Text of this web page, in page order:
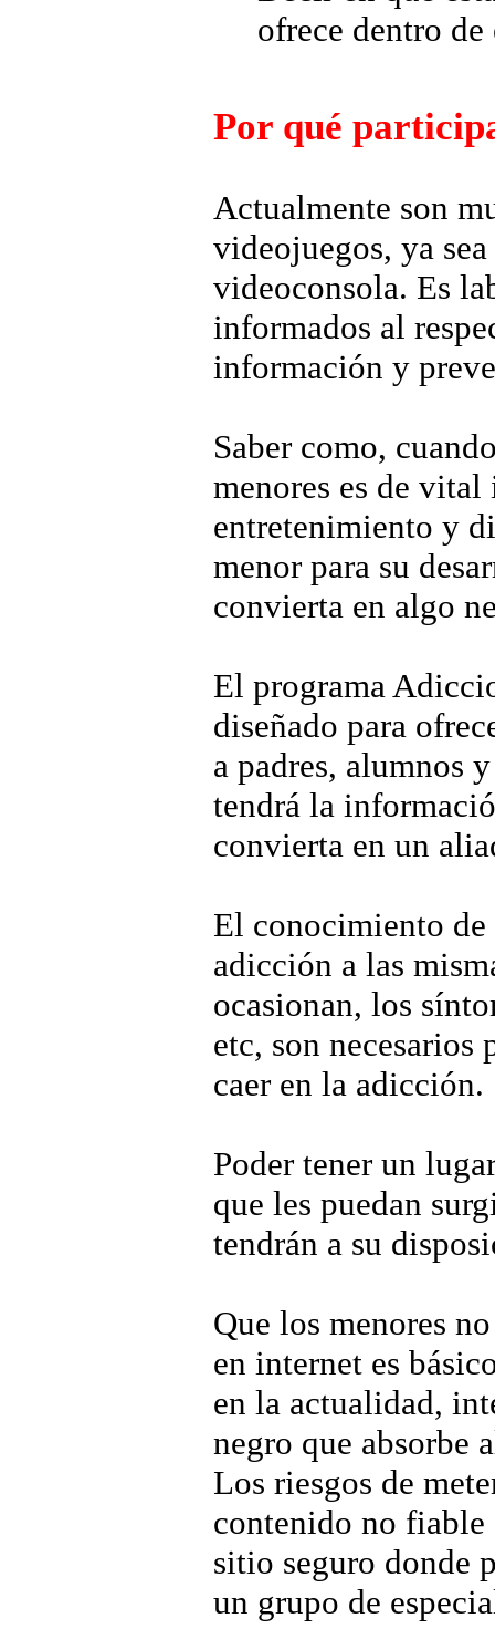
ofrece dentro de
Por qué
Actualmente son
videojuegos, ya
videoconsola. Es
informados al
información y
Saber como,
menores es de
entretenimiento y
menor para su
convierta en algo
El programa
diseñado para
a padres, alumnos
tendrá la
convierta en un
El conocimiento de
adicción a las
ocasionan, los
etc, son necesarios
caer en la adicción.
Poder tener un
que les puedan
tendrán a su
Que los menores
en internet es
en la actualidad,
negro que absorbe
Los riesgos de
contenido no
sitio seguro donde
un grupo de